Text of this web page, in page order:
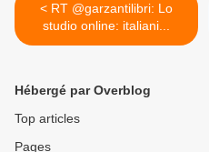
< RT @garzantilibri: Lo
studio online: italiani...
Hébergé par Overblog
Top articles
Pages